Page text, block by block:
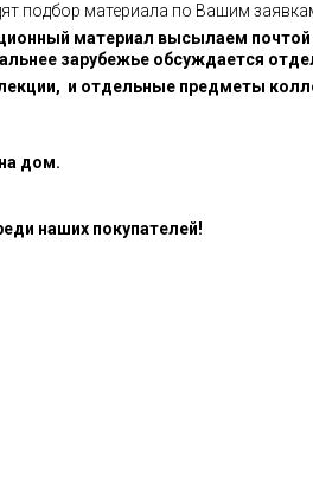
подбор материала по Вашим
материал высылаем
зарубежье обсуждается
и отдельные предметы
дом.
наших покупателей!